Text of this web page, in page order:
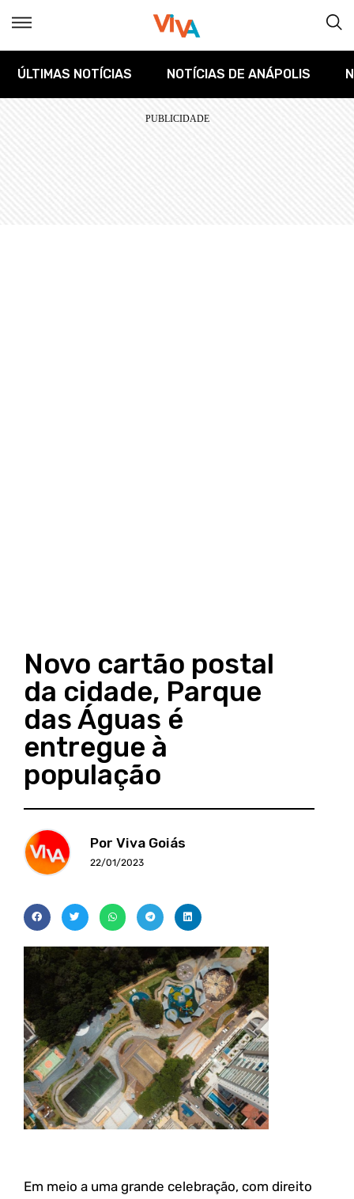
ÚLTIMAS NOTÍCIAS NOTÍCIAS DE ANÁPOLIS
Novo cartão postal
da cidade, Parque
das Águas é
entregue à
população
Por Viva Goiás
22/01/2023
Em meio a uma grande celebração, com direito